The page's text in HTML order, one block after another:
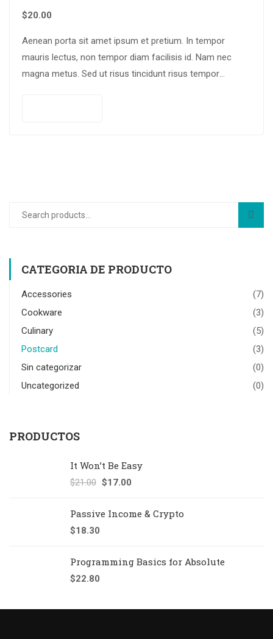
$20.00
Aenean porta sit amet ipsum et pretium. In tempor
mauris lectus, non tempor diam facilisis id. Nam nec
magna metus. Sed ut risus tincidunt risus tempor
CATEGORIA DE PRODUCTO
Accessories
(7)
Cookware
(3)
Culinary
(5)
Postcard
(3)
Sin categorizar
(0)
Uncategorized
(0)
PRODUCTOS
It Won’t Be Easy
$21.00 $17.00
Passive Income & Crypto
$18.30
Programming Basics for Absolute
$22.80